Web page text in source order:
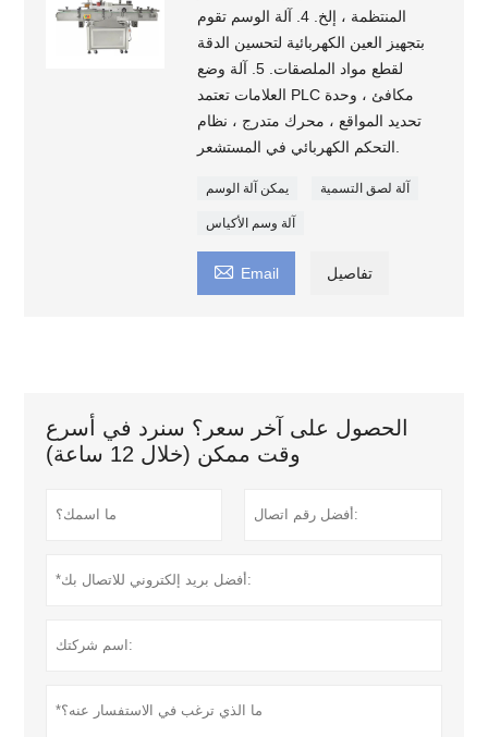
المنتظمة ، إلخ. 4. آلة الوسم تقوم
بتجهيز العين الكهربائية لتحسين الدقة
لقطع مواد الملصقات. 5. آلة وضع
العلامات تعتمد PLC مكافئ ، وحدة
تحديد المواقع ، محرك متدرج ، نظام
يمكن آلة الوسم آلة لصق التسمية
آلة وسم الأكياس
 Email تفاصيل
الحصول على آخر سعر؟ سنرد في أسرع
وقت ممكن (خلال 12 ساعة)